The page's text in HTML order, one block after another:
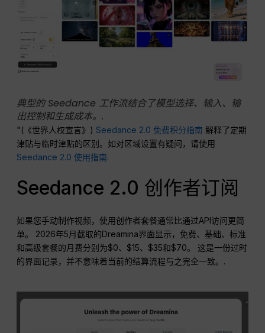
典型的 Seedance 工作流结合了模型选择、输入、输
出控制和生成成本。.
"(《世界人权宣言》)Seedance 2.0 免费积分指南 解释了定期
津贴与临时津贴的区别。如对区域设置有疑问，请使用
Seedance 2.0 使用指南.
Seedance 2.0 创作者订阅
如果您手动制作视频，使用创作者套餐通常比通过API访问更简
单。 2026年5月截取的Dreamina界面显示，免费、基础、标准
和高级套餐的月费分别为$0、$15、$35和$70。 这是一份过时
的界面记录，并不意味着当前的结算流程与之完全一致。.